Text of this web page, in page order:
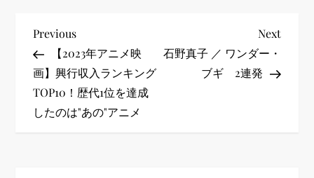
投
稿
ナ
Previous
Post
Previous
【2023年アニメ映
画】興行収入ランキング
TOP10！歴代1位を達成
したのは"あの"アニメ
Next
Next
石野真子 ／ ワンダー・
ブギ 2連発